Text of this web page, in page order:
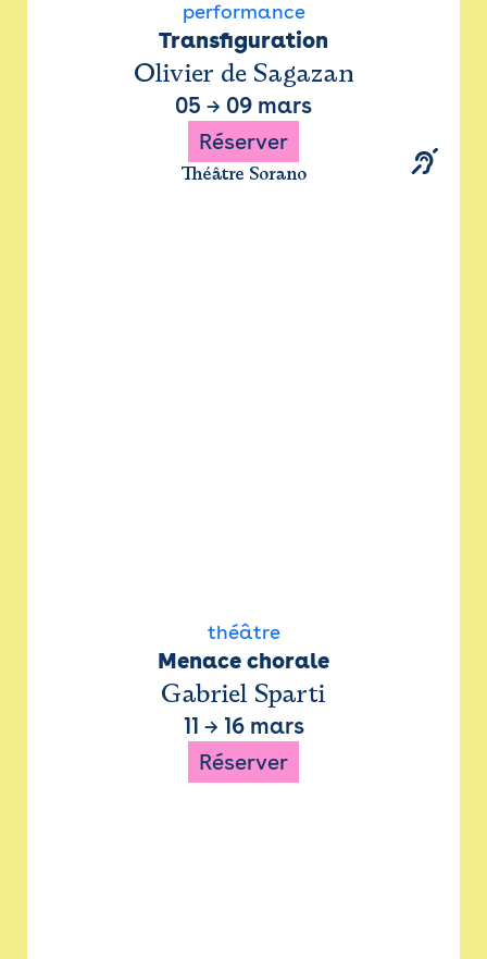
performance
Transfiguration
Olivier de Sagazan
05 → 09 mars
Réserver
Théâtre Sorano
théâtre
Menace chorale
Gabriel Sparti
11 → 16 mars
Réserver